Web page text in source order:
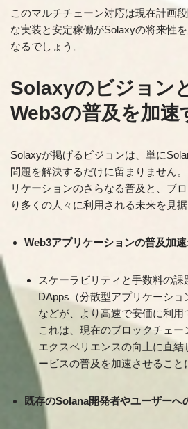
このマルチチェーン対応は現在計画
な実装と安定稼働がSolaxyの将来性
なるでしょう。
Solaxyのビジョン
Web3の普及を加速
Solaxyが掲げるビジョンは、単に
問題を解決するだけに留まりません
リケーションのさらなる普及と、ブ
り多くの人々に利用される未来を見据
Web3アプリケーションの普及加速:
スケーラビリティと手数料の課
DApps（分散型アプリケーショ
などが、より高速で安価に利用
これは、現在のブロックチェ
エクスペリエンスの向上に直結
ービスの普及を加速させること
既存のSolana開発者やユーザーへ